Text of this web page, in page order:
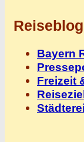
Bayern
Freizeit